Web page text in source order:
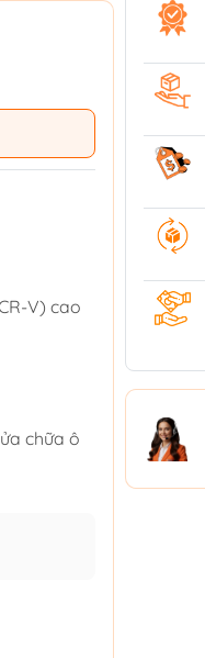
V) cao
chữa ô